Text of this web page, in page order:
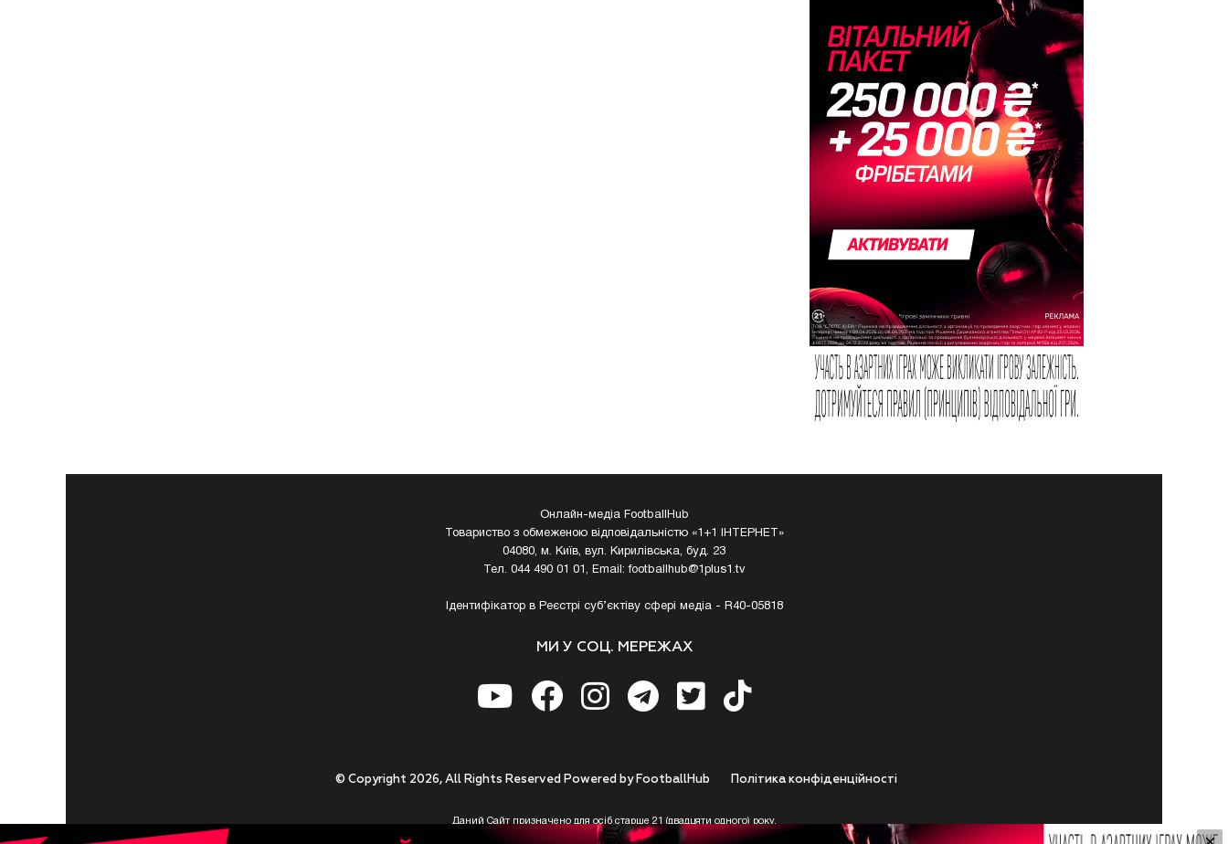
Онлайн-медіа FootballHub
Товариство з обмеженою відповідальністю «1+1 ІНТЕРНЕТ»
04080, м. Київ, вул. Кирилівська, буд. 23
Тел. 044 490 01 01, Email:footballhub@1plus1.tv
Ідентифікатор в Реєстрі суб’єктіву сфері медіа - R40-05818
МИ У СОЦ. МЕРЕЖАХ
Полiтика конфiденцiйностi
© Copyright 2026, All Rights Reserved Powered by FootballHub
Даний Сайт призначено для осіб старше 21 (двадцяти одного) року.
Приступаючи до використання https://footballhub.ua, Користувач цим підтверджує, що досяг 21-річного віку.